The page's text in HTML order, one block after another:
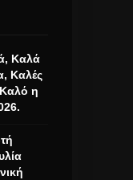
Καλά
Καλές
η